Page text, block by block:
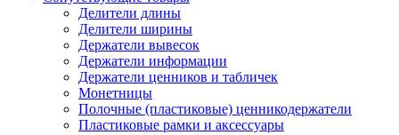
Делители длины
Делители ширины
Держатели вывесок
Держатели информации
Держатели ценников и табличек
Монетницы
Полочные (пластиковые) ценникодержатели
Пластиковые рамки и аксессуары